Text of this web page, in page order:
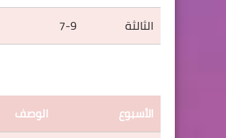
الثالثة
7-9
الأسبوع
الوصف